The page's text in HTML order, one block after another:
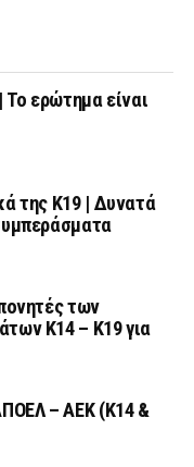
Το ερώτημα είναι
της Κ19 | Δυνατά
των
Κ14 – Κ19 για
– ΑΕΚ (Κ14 &